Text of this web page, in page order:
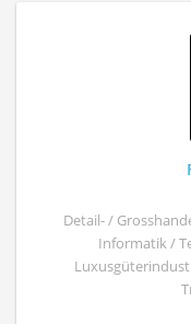
Detail- /
Informatik /